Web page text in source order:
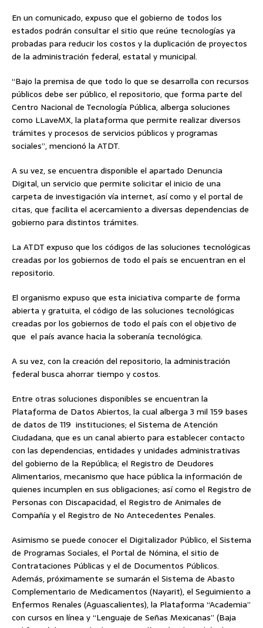
En un comunicado, expuso que el gobierno de todos los
estados podrán consultar el sitio que reúne tecnologías ya
probadas para reducir los costos y la duplicación de proyectos
de la administración federal, estatal y municipal.
“Bajo la premisa de que todo lo que se desarrolla con recursos
públicos debe ser público, el repositorio, que forma parte del
Centro Nacional de Tecnología Pública, alberga soluciones
como LLaveMX, la plataforma que permite realizar diversos
trámites y procesos de servicios públicos y programas
sociales”, mencionó la ATDT.
A su vez, se encuentra disponible el apartado Denuncia
Digital, un servicio que permite solicitar el inicio de una
carpeta de investigación vía internet, así como y el portal de
citas, que facilita el acercamiento a diversas dependencias de
gobierno para distintos trámites.
La ATDT expuso que los códigos de las soluciones tecnológicas
creadas por los gobiernos de todo el país se encuentran en el
repositorio.
El organismo expuso que esta iniciativa comparte de forma
abierta y gratuita, el código de las soluciones tecnológicas
creadas por los gobiernos de todo el país con el objetivo de
que el país avance hacia la soberanía tecnológica.
A su vez, con la creación del repositorio, la administración
federal busca ahorrar tiempo y costos.
Entre otras soluciones disponibles se encuentran la
Plataforma de Datos Abiertos, la cual alberga 3 mil 159 bases
de datos de 119 instituciones; el Sistema de Atención
Ciudadana, que es un canal abierto para establecer contacto
con las dependencias, entidades y unidades administrativas
del gobierno de la República; el Registro de Deudores
Alimentarios, mecanismo que hace pública la información de
quienes incumplen en sus obligaciones; así como el Registro de
Personas con Discapacidad, el Registro de Animales de
Compañía y el Registro de No Antecedentes Penales.
Asimismo se puede conocer el Digitalizador Público, el Sistema
de Programas Sociales, el Portal de Nómina, el sitio de
Contrataciones Públicas y el de Documentos Públicos.
Además, próximamente se sumarán el Sistema de Abasto
Complementario de Medicamentos (Nayarit), el Seguimiento a
Enfermos Renales (Aguascalientes), la Plataforma “Academia”
con cursos en línea y “Lenguaje de Señas Mexicanas” (Baja